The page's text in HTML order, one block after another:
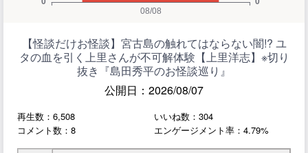
【怪談だけお怪談】宮古島の触れてはならない闇!? ユ
タの血を引く上里さんが不可解体験【上里洋志】※切り
抜き『島田秀平のお怪談巡り』
公開日：2026/08/07
再生数：6,508
いいね数：304
コメント数：8
エンゲージメント率：4.79%